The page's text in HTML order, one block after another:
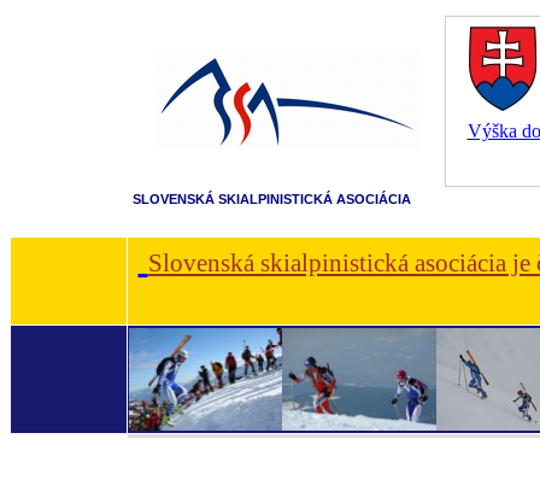
Výška
SLOVENSKÁ SKIALPINISTICKÁ ASOCIÁCIA
Slovenská skialpinistická asociácia